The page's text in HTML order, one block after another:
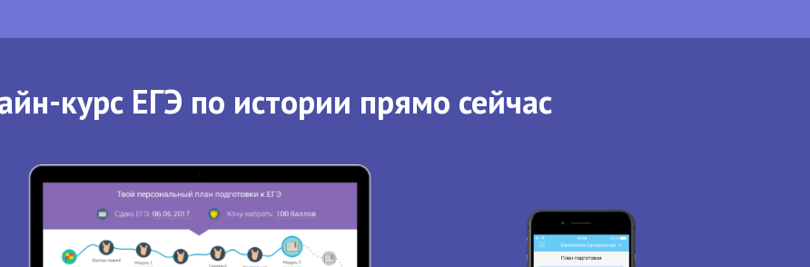
курс ЕГЭ по истории прямо сейчас